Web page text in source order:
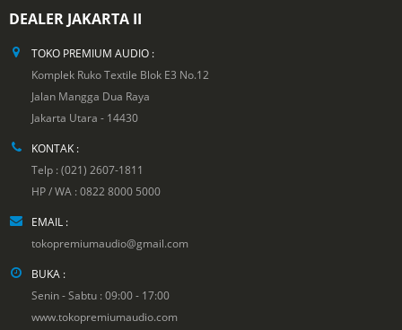
DEALER JAKARTA II
TOKO PREMIUM AUDIO :
Komplek Ruko Textile Blok E3 No.12
Jalan Mangga Dua Raya
Jakarta Utara - 14430
KONTAK :
Telp : (021) 2607-1811
HP / WA : 0822 8000 5000
EMAIL :
tokopremiumaudio@gmail.com
BUKA :
Senin - Sabtu : 09:00 - 17:00
www.tokopremiumaudio.com